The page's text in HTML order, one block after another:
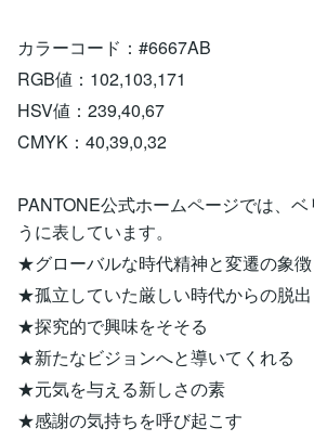
カラーコード：#6667AB
RGB値：102,103,171
HSV値：239,40,67
CMYK：40,39,0,32
PANTONE公式ホームページでは、
うに表しています。
★グローバルな時代精神と変遷の象徴
★孤立していた厳しい時代からの脱出
★探究的で興味をそそる
★新たなビジョンへと導いてくれる
★元気を与える新しさの素
★感謝の気持ちを呼び起こす